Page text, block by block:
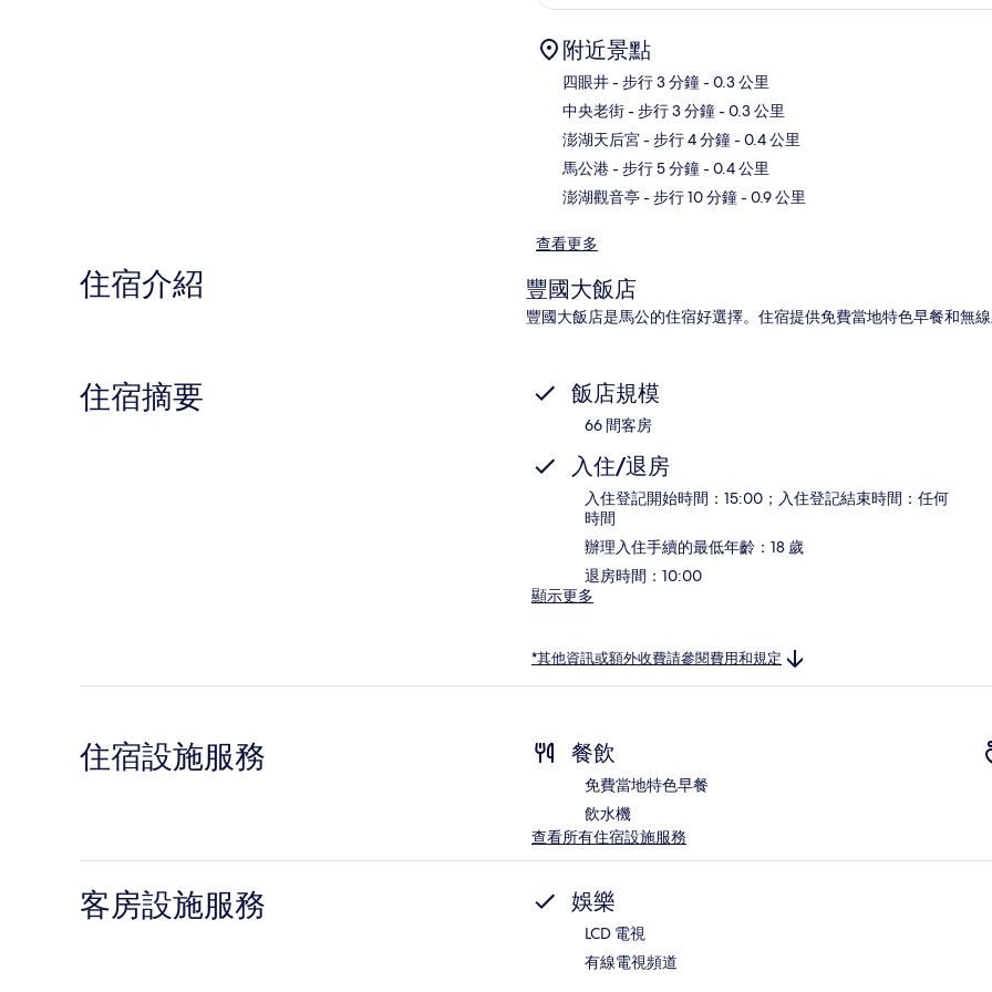
附近景點
四眼井- 步行 3 分鐘- 0.3 公里
中央老街- 步行 3 分鐘- 0.3 公里
澎湖天后宮- 步行 4 分鐘- 0.4 公里
馬公港- 步行 5 分鐘- 0.4 公里
澎湖觀音亭- 步行 10 分鐘- 0.9 公里
查看更多
住宿介紹 豐國大飯店
豐國大飯店是馬公的住宿好選擇。住宿提供免費當地特色早餐和無線
住宿摘要 飯店規模
66 間客房
入住/退房
入住登記開始時間：15:00；入住登記結束時間：任何
時間
辦理入住手續的最低年齡：18 歲
退房時間：10:00
顯示更多
*其他資訊或額外收費請參閱費用和規定
住宿設施服務 餐飲
免費當地特色早餐
飲水機
查看所有住宿設施服務
客房設施服務 娛樂
LCD 電視
有線電視頻道